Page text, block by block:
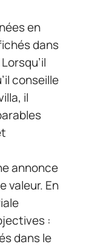
en
dans
conseille
il
annonce
valeur. En
:
dans le